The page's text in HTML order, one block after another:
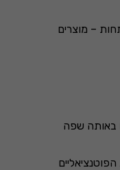
– מוצרים
באותה שפה